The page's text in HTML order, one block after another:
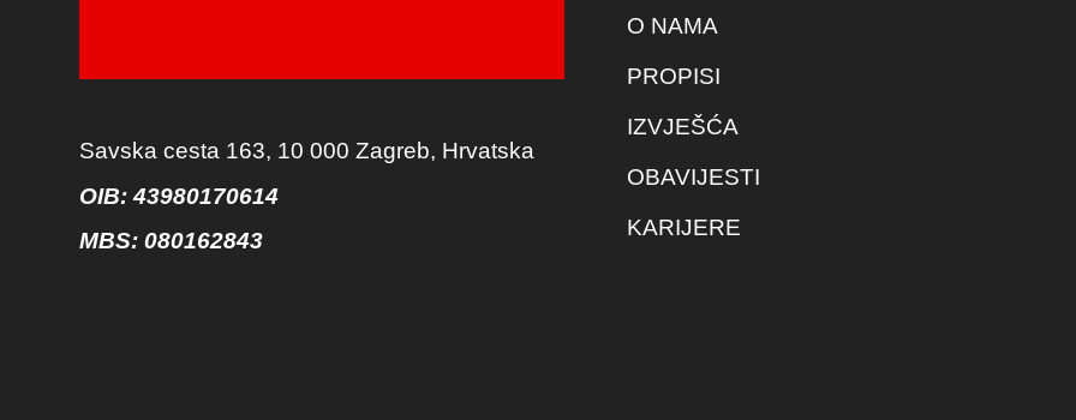
Savska cesta 163, 10 000 Zagreb, Hrvatska
OIB: 43980170614
MBS: 080162843
O NAMA
PROPISI
IZVJEŠĆA
OBAVIJESTI
KARIJERE